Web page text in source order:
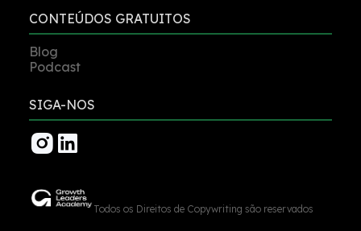
CONTEÚDOS GRATUITOS
Blog
Podcast
SIGA-NOS
Todos os Direitos de Copywriting são reservados